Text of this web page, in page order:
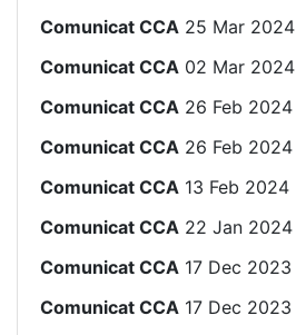
Comunicat CCA 25 Mar 2024
Comunicat CCA 02 Mar 2024
Comunicat CCA 26 Feb 2024
Comunicat CCA 26 Feb 2024
Comunicat CCA 13 Feb 2024
Comunicat CCA 22 Jan 2024
Comunicat CCA 17 Dec 2023
Comunicat CCA 17 Dec 2023